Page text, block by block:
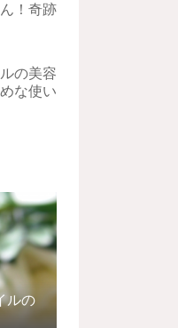
！奇跡
の美容
な使い
ルの